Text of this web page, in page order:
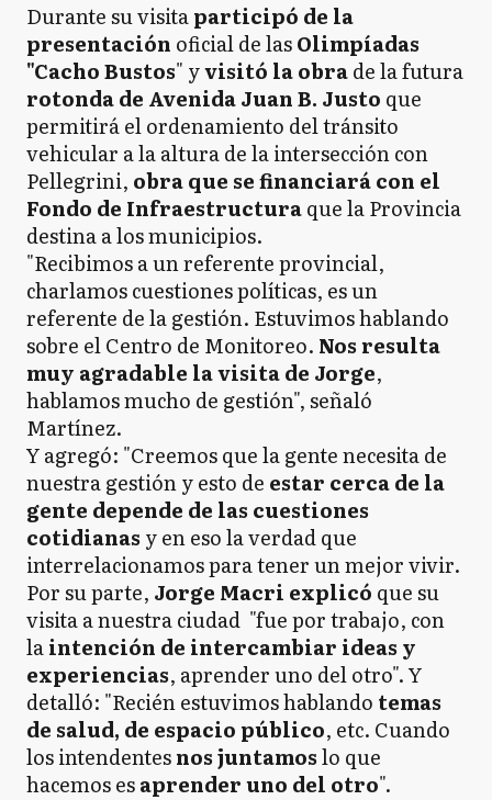
Durante su visitaparticipó de la
presentación oficial de lasOlimpíadas
"Cacho Bustos" yvisitó la obradela futura
rotonda de Avenida Juan B. Justo que
permitirá el ordenamiento del tránsito
vehicular a la altura de la intersección con
Pellegrini, obra que se financiará con el
Fondo de Infraestructuraque la Provincia
destina a los municipios.
"Recibimos a un referente provincial,
charlamos cuestiones políticas, es un
referente de la gestión. Estuvimos hablando
sobre el Centro de Monitoreo. Nos resulta
muy agradable la visita de Jorge,
hablamos mucho de gestión", señaló
Martínez.
Y agregó: "Creemos que la gente necesita de
nuestra gestión y esto de estar cerca de la
gente depende de las cuestiones
cotidianas y en eso la verdad que
interrelacionamos para tener un mejor vivir.
Por su parte, Jorge Macri explicó que su
visita a nuestra ciudad "fue por trabajo, con
laintención de intercambiar ideas y
experiencias, aprender uno del otro". Y
detalló: "Recién estuvimos hablando temas
de salud, de espacio público, etc. Cuando
los intendentesnos juntamoslo que
hacemos esaprender uno del otro".